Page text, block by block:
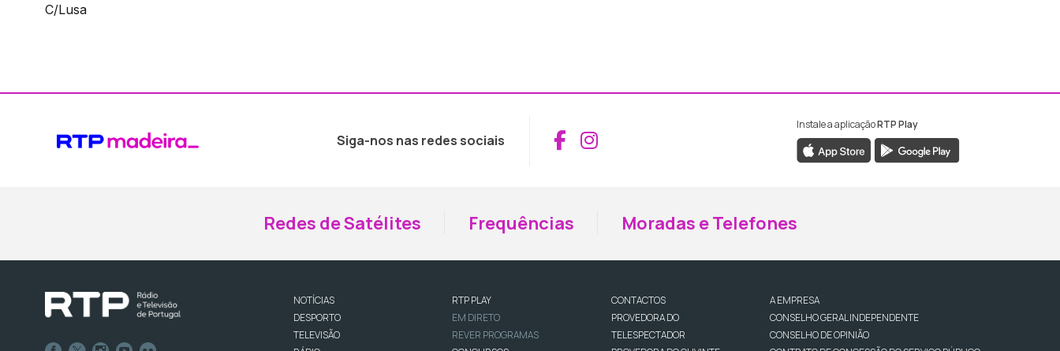
C/Lusa
Siga-nos nas redes sociais Aceder ao Facebook da RTP Madeira
Aceder ao Instagram da RTP Madeira
Instale a aplicaçãoRTP Play
Redes de Satélites Frequências Moradas e Telefones
NOTÍCIAS
DESPORTO
TELEVISÃO
RTP PLAY
EM DIRETO
REVER PROGRAMAS
CONTACTOS
PROVEDORA DO
TELESPECTADOR
A EMPRESA
CONSELHO GERAL INDEPENDENTE
CONSELHO DE OPINIÃO